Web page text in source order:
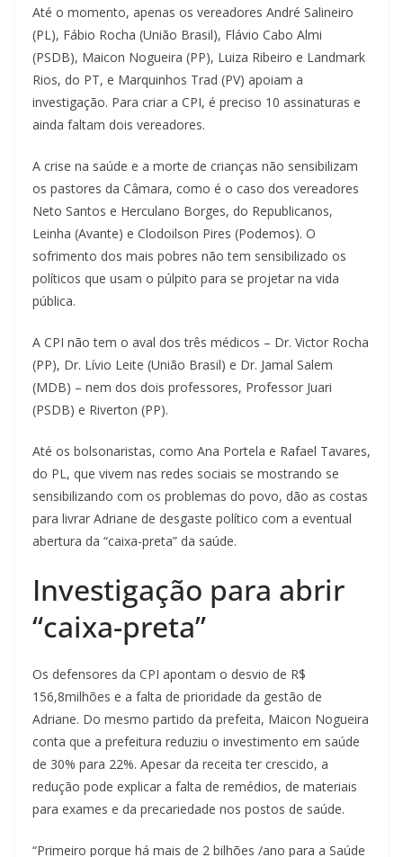
Até o momento, apenas os vereadores André Salineiro
(PL), Fábio Rocha (União Brasil), Flávio Cabo Almi
(PSDB), Maicon Nogueira (PP), Luiza Ribeiro e Landmark
Rios, do PT, e Marquinhos Trad (PV) apoiam a
investigação. Para criar a CPI, é preciso 10 assinaturas e
ainda faltam dois vereadores.
A crise na saúde e a morte de crianças não sensibilizam
os pastores da Câmara, como é o caso dos vereadores
Neto Santos e Herculano Borges, do Republicanos,
Leinha (Avante) e Clodoilson Pires (Podemos). O
sofrimento dos mais pobres não tem sensibilizado os
políticos que usam o púlpito para se projetar na vida
pública.
A CPI não tem o aval dos três médicos – Dr. Victor Rocha
(PP), Dr. Lívio Leite (União Brasil) e Dr. Jamal Salem
(MDB) – nem dos dois professores, Professor Juari
(PSDB) e Riverton (PP).
Até os bolsonaristas, como Ana Portela e Rafael Tavares,
do PL, que vivem nas redes sociais se mostrando se
sensibilizando com os problemas do povo, dão as costas
para livrar Adriane de desgaste político com a eventual
abertura da “caixa-preta” da saúde.
Investigação para abrir
“caixa-preta”
Os defensores da CPI apontam o desvio de R$
156,8milhões e a falta de prioridade da gestão de
Adriane. Do mesmo partido da prefeita, Maicon Nogueira
conta que a prefeitura reduziu o investimento em saúde
de 30% para 22%. Apesar da receita ter crescido, a
redução pode explicar a falta de remédios, de materiais
para exames e da precariedade nos postos de saúde.
“Primeiro porque há mais de 2 bilhões /ano para a Saúde